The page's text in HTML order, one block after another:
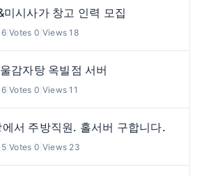
미시사가 창고 인력 모집
|Votes 0 |Views 18
감자탕 옥빌점 서버
|Votes 0 |Views 11
서 주방직원. 홀서버 구합니다.
|Votes 0 |Views 23